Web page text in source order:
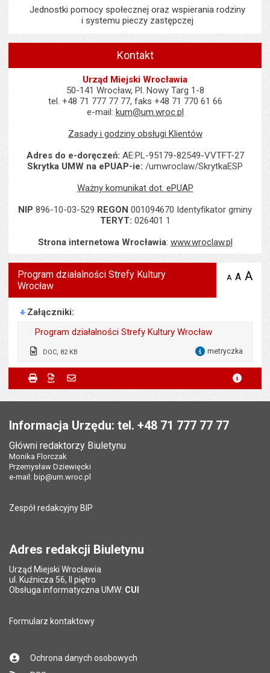
Jednostki pomocy społecznej oraz wspierania rodziny
i systemu pieczy zastępczej
Kontakt
Urząd Miejski Wrocławia
50-141 Wrocław, Pl. Nowy Targ 1-8
tel. +48 71 777 77 77, faks +48 71 770 61 66
e-mail: kum@um.wroc.pl
Zasady i godziny obsługi Klientów
Adres do e-doręczeń: AE:PL-95179-82549-VVTFT-27
Skrytka UMW na ePUAP-ie: /umwroclaw/SkrytkaESP
Ważny komunikat dot. ePUAP
NIP 896-10-03-529 REGON 001094670 Identyfikator gminy
TERYT: 026401 1
Strona internetowa Wrocławia: www.wroclaw.pl
Program działalności Strefy Kultury
Wrocław
A zmniejsz
A A
Załączniki
Program działalności Strefy Kultury Wrocław
DOC, 82 KB metryczka
Wytworzył:
Data wytworzenia:
09.01.2023
Data opublikowania:
09.01.2023 14:33
Liczba pobrań:
Metryczka
Wytworzył:
Liczba wyświetleń:
Powiadom znajomego
Powiadom znajomego
Twoje imię i nazwisko
Twój adres e-mail Pole wymagane
Tytuł e-mailaPole wymagane
*
Adres e-mail znajomego
Pytanie antyspamowe
*
Pole wymagane
Drukuj Zapisz do PDF
Informacja Urzędu: tel. +48 71 777 77 77
Główni redaktorzy Biuletynu
Monika Florczak
Przemysław Dziewięcki
e-mail: bip@um.wroc.pl
Zespół redakcyjny BIP
Adres redakcji Biuletynu
Urząd Miejski Wrocławia
ul. Kuźnicza 56, II piętro
Obsługa informatyczna UMW: CUI
Formularz kontaktowy
Ochrona danych osobowych